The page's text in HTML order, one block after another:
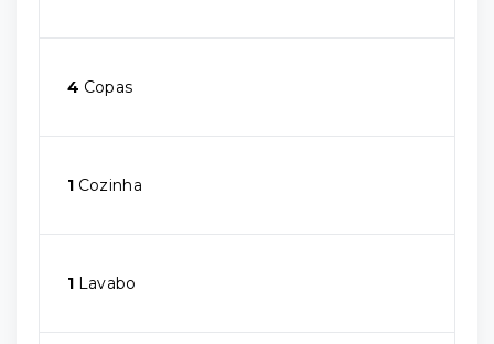
4 Copas
1 Cozinha
1 Lavabo